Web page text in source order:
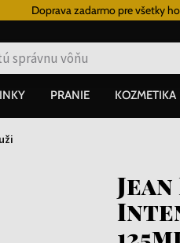
Doprava zadarmo pre všetky
PRANIE KOZMETIKA